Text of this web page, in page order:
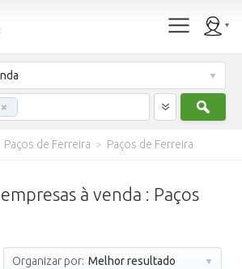
×
Paços de Ferreira > Paços de Ferreira
à venda : Paços
Organizar por: Melhor resultado